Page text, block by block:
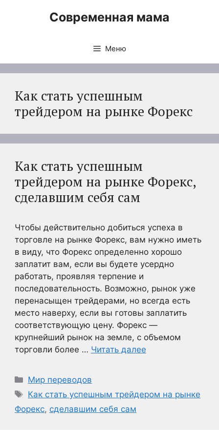
Современная мама
Меню
Как стать успешным
трейдером на рынке Форекс
Как стать успешным
трейдером на рынке Форекс,
сделавшим себя сам
Чтобы действительно добиться успеха в
торговле на рынке Форекс, вам нужно иметь
в виду, что Форекс определенно хорошо
заплатит вам, если вы будете усердно
работать, проявляя терпение и
последовательность. Возможно, рынок уже
перенасыщен трейдерами, но всегда есть
место наверху, если вы готовы заплатить
соответствующую цену. Форекс —
крупнейший рынок на земле, с объемом
торговли более … Читать далее
Рубрики
Мир переводов
Метки
Как стать успешным трейдером на рынке
Форекс, сделавшим себя сам